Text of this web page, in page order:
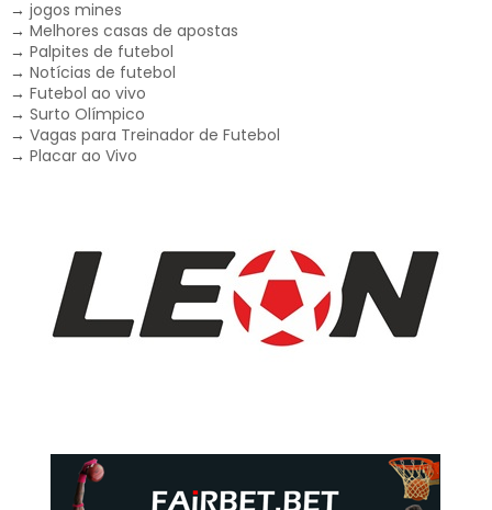
→ jogos mines
→ Melhores casas de apostas
→ Palpites de futebol
→ Notícias de futebol
→ Futebol ao vivo
→ Surto Olímpico
→ Vagas para Treinador de Futebol
→ Placar ao Vivo